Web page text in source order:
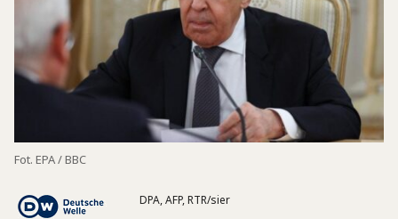
Fot. EPA / BBC
DPA, AFP, RTR/sier